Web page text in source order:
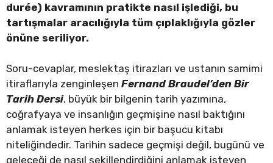
durée) kavramının pratikte nasıl işlediği, bu
tartışmalar aracılığıyla tüm çıplaklığıyla gözler
önüne seriliyor.
Soru-cevaplar, meslektaş itirazları ve ustanın samimi
itiraflarıyla zenginleşen Fernand Braudel’den Bir
Tarih Dersi, büyük bir bilgenin tarih yazımına,
coğrafyaya ve insanlığın geçmişine nasıl baktığını
anlamak isteyen herkes için bir başucu kitabı
niteliğindedir. Tarihin sadece geçmişi değil, bugünü ve
geleceği de nasıl şekillendirdiğini anlamak isteyen